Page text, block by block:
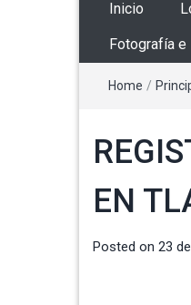
Inicio
Fotografía
Home /
EN
Posted on 23